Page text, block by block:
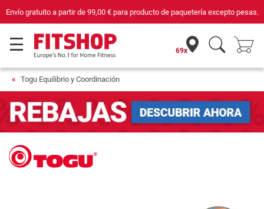
de99,00 €para producto de paquetería excepto pesas. Compra con
69x
Togu Equilibrio y Coordinación